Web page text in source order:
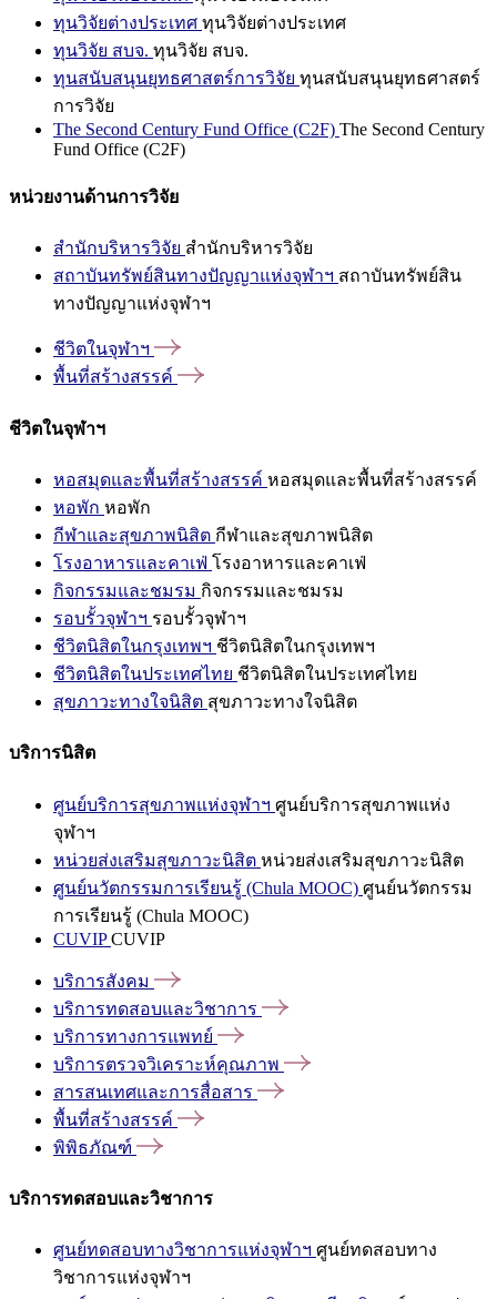
ทุนวิจัยต่างประเทศ ทุนวิจัยต่างประเทศ
ทุนวิจัย สบจ. ทุนวิจัย สบจ.
ทุนสนับสนุนยุทธศาสตร์การวิจัย ทุนสนับสนุนยุทธศาสตร์
การวิจัย
The Second Century Fund Office (C2F) The Second Century
Fund Office (C2F)
หน่วยงานด้านการวิจัย
สำนักบริหารวิจัย สำนักบริหารวิจัย
สถาบันทรัพย์สินทางปัญญาแห่งจุฬาฯ สถาบันทรัพย์สิน
ทางปัญญาแห่งจุฬาฯ
ชีวิตในจุฬาฯ
พื้นที่สร้างสรรค์
ชีวิตในจุฬาฯ
หอสมุดและพื้นที่สร้างสรรค์ หอสมุดและพื้นที่สร้างสรรค์
หอพัก หอพัก
กีฬาและสุขภาพนิสิต กีฬาและสุขภาพนิสิต
โรงอาหารและคาเฟ่ โรงอาหารและคาเฟ่
กิจกรรมและชมรม กิจกรรมและชมรม
รอบรั้วจุฬาฯ รอบรั้วจุฬาฯ
ชีวิตนิสิตในกรุงเทพฯ ชีวิตนิสิตในกรุงเทพฯ
ชีวิตนิสิตในประเทศไทย ชีวิตนิสิตในประเทศไทย
สุขภาวะทางใจนิสิต สุขภาวะทางใจนิสิต
บริการนิสิต
ศูนย์บริการสุขภาพแห่งจุฬาฯ ศูนย์บริการสุขภาพแห่ง
จุฬาฯ
หน่วยส่งเสริมสุขภาวะนิสิต หน่วยส่งเสริมสุขภาวะนิสิต
ศูนย์นวัตกรรมการเรียนรู้ (Chula MOOC) ศูนย์นวัตกรรม
การเรียนรู้ (Chula MOOC)
CUVIPCUVIP
บริการสังคม
บริการทดสอบและวิชาการ
บริการทางการแพทย์
บริการตรวจวิเคราะห์คุณภาพ
สารสนเทศและการสื่อสาร
พื้นที่สร้างสรรค์
พิพิธภัณฑ์
บริการทดสอบและวิชาการ
ศูนย์ทดสอบทางวิชาการแห่งจุฬาฯ ศูนย์ทดสอบทาง
วิชาการแห่งจุฬาฯ